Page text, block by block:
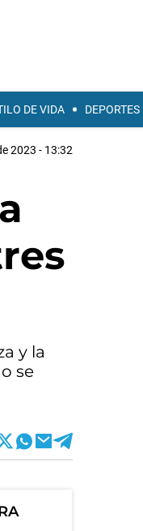
DE VIDA DEPORTES
2023 - 13:32
y la
se